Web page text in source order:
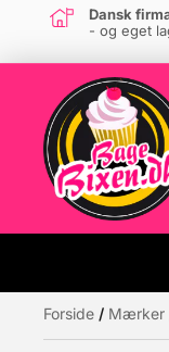
Dansk
- og eget
Måske
Forside / Mærker